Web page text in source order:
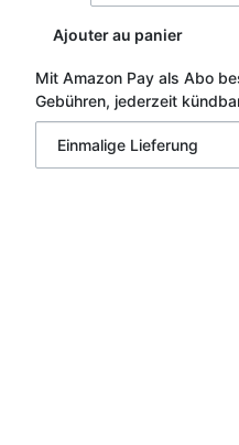
Ajouter au panier
Mit Amazon Pay als Abo
Gebühren, jederzeit